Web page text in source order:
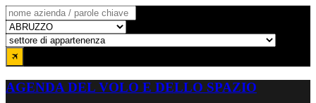
AGENDA DEL VOLO E DELLO SPAZIO